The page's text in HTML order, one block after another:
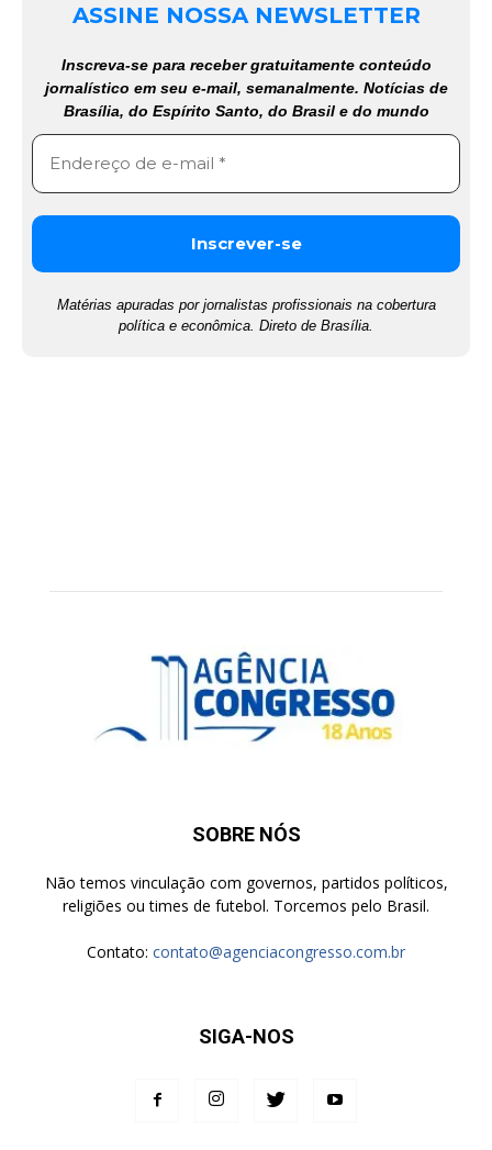
ASSINE NOSSA NEWSLETTER
Inscreva-se para receber gratuitamente conteúdo
jornalístico em seu e-mail, semanalmente. Notícias de
Brasília, do Espírito Santo, do Brasil e do mundo
Matérias apuradas por jornalistas profissionais na cobertura
política e econômica. Direto de Brasília.
SOBRE NÓS
Não temos vinculação com governos, partidos políticos,
religiões ou times de futebol. Torcemos pelo Brasil.
Contato: contato@agenciacongresso.com.br
SIGA-NOS